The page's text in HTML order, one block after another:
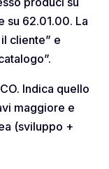
su 62.01.00. La
cliente” e
Indica quello
maggiore e
(sviluppo +